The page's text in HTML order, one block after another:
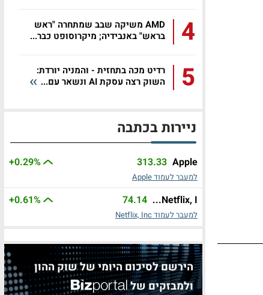
4
AMD משיקה שבב שמתחרה "ראש
בראש" באנבידיה; מיקרוסופט כבר...
5
רדיט מכה בתחזית - והמניה יורדת:
השוק רצה עסקת AI ונשאר עם...
ניירות בכתבה
Apple
313.33
+0.29%
למעבר לעמוד Apple
Netflix, I...
74.14
+0.61%
למעבר לעמוד Netflix, Inc
הירשם לסיכום היומי של שוק ההון
ולמבזקים של